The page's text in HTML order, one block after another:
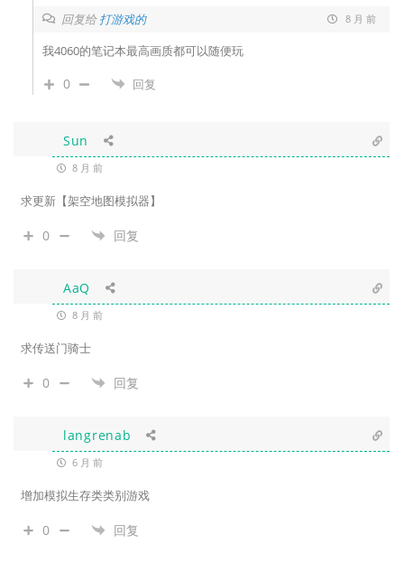
回复给打游戏的 8 月 前
我4060的笔记本最高画质都可以随便玩
0 回复
Sun
8 月 前
求更新【架空地图模拟器】
0 回复
AaQ
8 月 前
求传送门骑士
0 回复
langrenab
6 月 前
增加模拟生存类类别游戏
0 回复